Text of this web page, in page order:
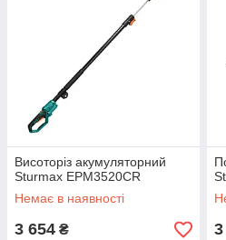
Висоторіз акумуляторний
Sturmax EPM3520CR
Немає в наявності
3 654 ₴